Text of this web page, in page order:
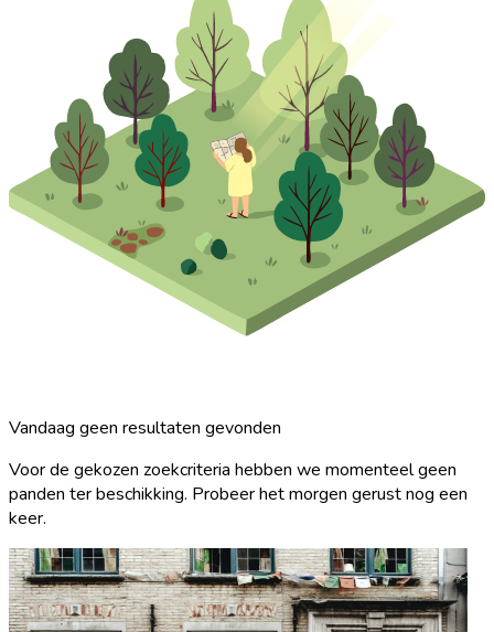
Vandaag geen resultaten gevonden
Voor de gekozen zoekcriteria hebben we momenteel geen
panden ter beschikking. Probeer het morgen gerust nog een
keer.